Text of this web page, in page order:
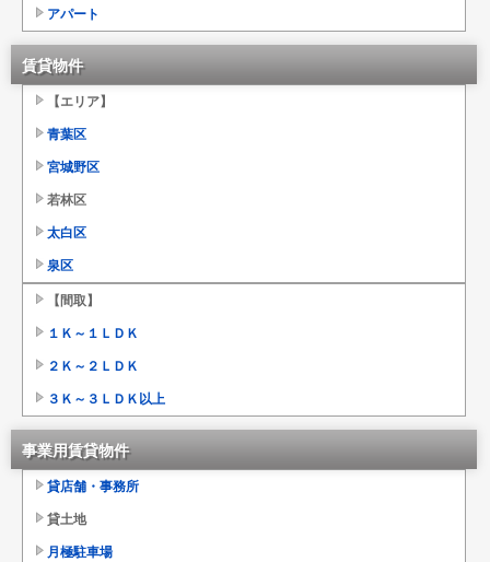
アパート
賃貸物件
【エリア】
青葉区
宮城野区
若林区
太白区
泉区
【間取】
１Ｋ～１ＬＤＫ
２Ｋ～２ＬＤＫ
３Ｋ～３ＬＤＫ以上
事業用賃貸物件
貸店舗・事務所
貸土地
月極駐車場